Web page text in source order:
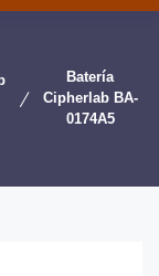
Batería
Cipherlab BA-
0174A5